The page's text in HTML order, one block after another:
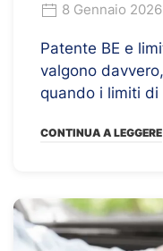
8 Gennaio 2026
Patente BE e
valgono
quando i limiti di
CONTINUA A LEGGERE